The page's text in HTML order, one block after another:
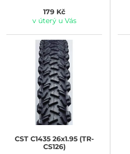
179 Kč
v úterý u Vás
CST C1435 26x1.95 (TR-
CS126)